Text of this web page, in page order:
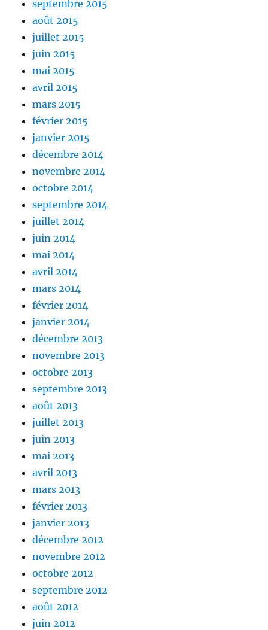
septembre 2015
août 2015
juillet 2015
juin 2015
mai 2015
avril 2015
mars 2015
février 2015
janvier 2015
décembre 2014
novembre 2014
octobre 2014
septembre 2014
juillet 2014
juin 2014
mai 2014
avril 2014
mars 2014
février 2014
janvier 2014
décembre 2013
novembre 2013
octobre 2013
septembre 2013
août 2013
juillet 2013
juin 2013
mai 2013
avril 2013
mars 2013
février 2013
janvier 2013
décembre 2012
novembre 2012
octobre 2012
septembre 2012
août 2012
juin 2012